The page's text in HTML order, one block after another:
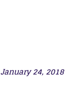
January 24, 2018